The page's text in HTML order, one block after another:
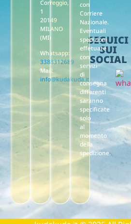
SEGUICI
SUI
SOCIAL
Correggio,
1
20149
MILANO
(MI)
Whatsapp:
3388312689
Mail:
info@kudakuda.it
con
Corriere
Nazionale.
Eventuali
spedizioni
effetuate
con
servizi
di
consegna
differenti
saranno
specificate
solo
al
momento
della
spedizione.